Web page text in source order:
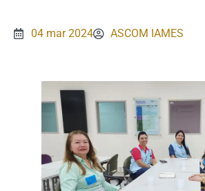
04 mar 2024 ASCOM IAMES